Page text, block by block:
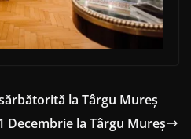
la Târgu Mureș
Decembrie la Târgu Mureș